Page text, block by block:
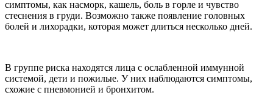
симптомы, как насморк, кашель, боль в горле и чувство
стеснения в груди. Возможно также появление головных
болей и лихорадки, которая может длиться несколько дней.
В группе риска находятся лица с ослабленной иммунной
системой, дети и пожилые. У них наблюдаются симптомы,
схожие с пневмонией и бронхитом.